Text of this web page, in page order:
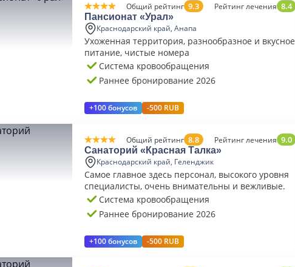
Общий рейтинг 9.3 Рейтинг лечения 8.4
Пансионат «Урал»
Краснодарский край, Анапа
Ухоженная территория, разнообразное и вкусное
питание, чистые номера
Система кровообращения
Раннее бронирование 2026
+100 бонусов -500 RUB
Общий рейтинг 8.8 Рейтинг лечения 9.0
Санаторий «Красная Талка»
Краснодарский край, Геленджик
Самое главное здесь персонал, высокого уровня
специалисты, очень внимательны и вежливые.
Система кровообращения
Раннее бронирование 2026
+100 бонусов -500 RUB